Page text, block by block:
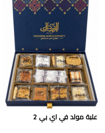
علبة مولد في اي بي 2